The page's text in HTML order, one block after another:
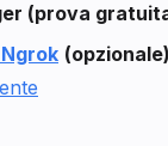
(prova
(opzionale)